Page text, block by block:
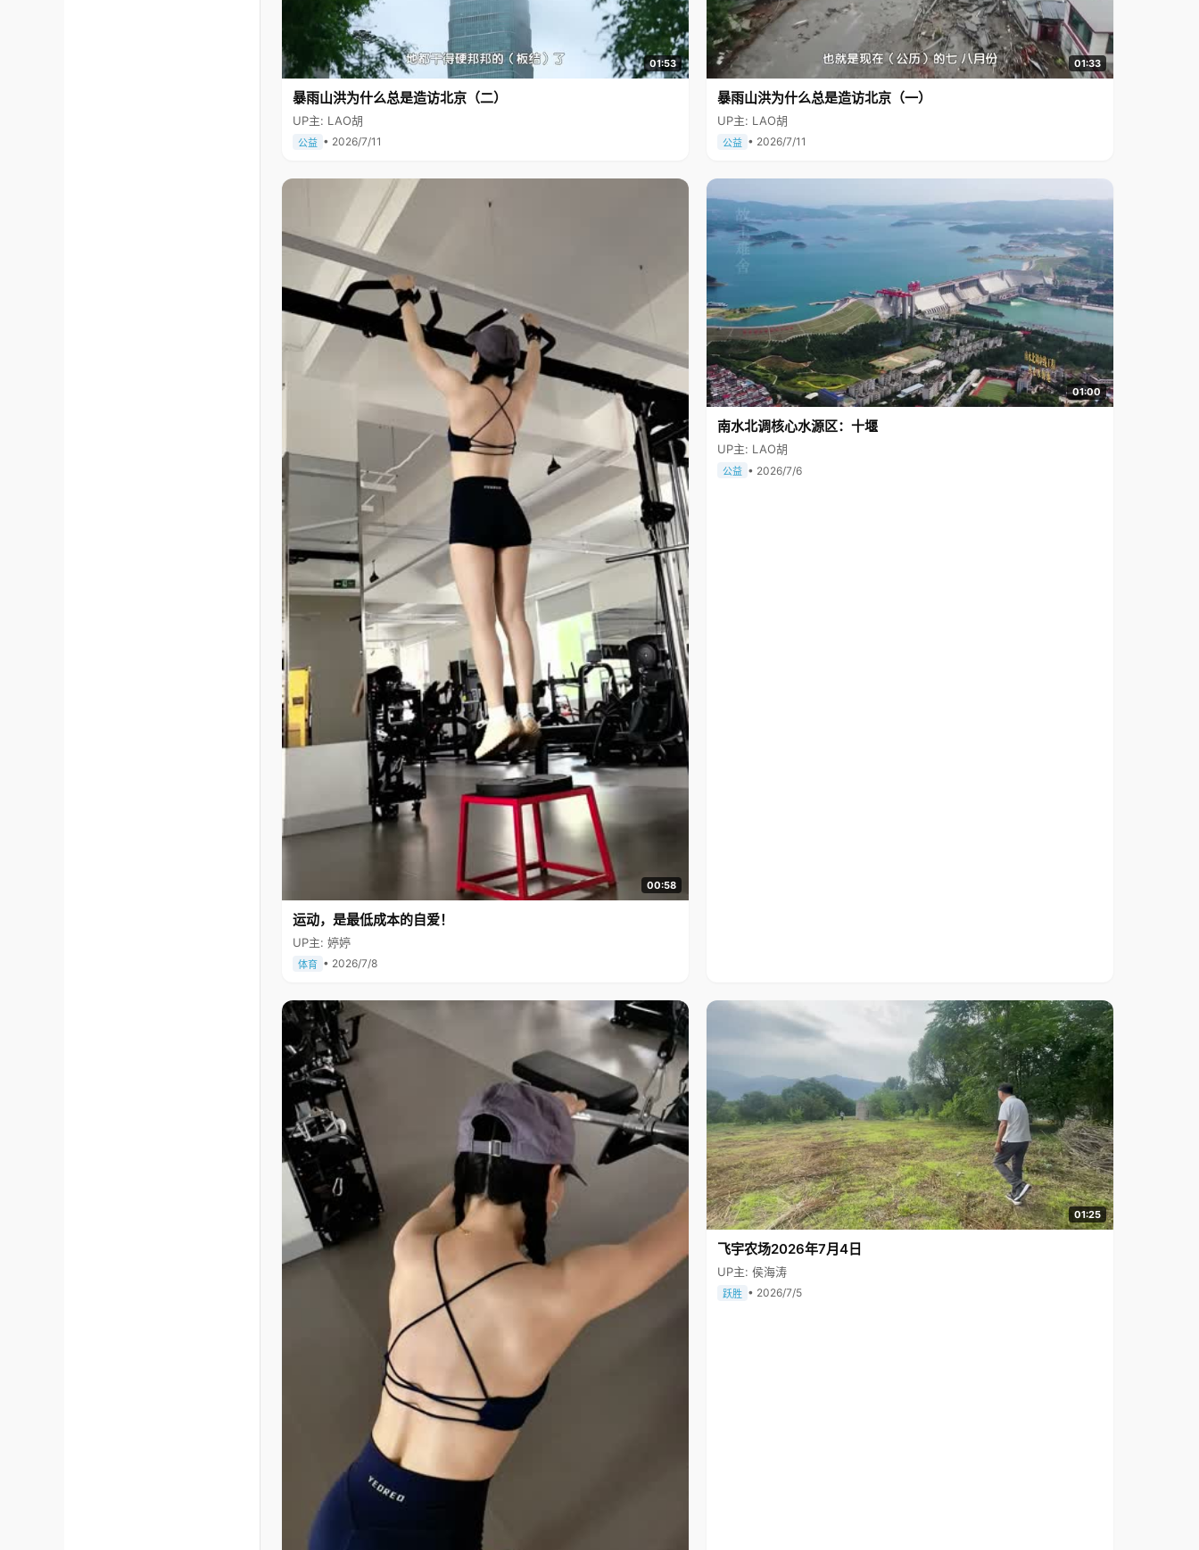
01:53
暴雨山洪为什么总是造访北京（二）
UP主: LAO胡
公益 • 2026/7/11
01:33
暴雨山洪为什么总是造访北京（一）
UP主: LAO胡
公益 • 2026/7/11
00:58
运动，是最低成本的自爱！
UP主: 婷婷
体育 • 2026/7/8
01:00
南水北调核心水源区：十堰
UP主: LAO胡
公益 • 2026/7/6
01:25
飞宇农场2026年7月4日
UP主: 侯海涛
跃胜 • 2026/7/5